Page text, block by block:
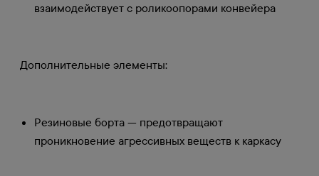
взаимодействует с роликоопорами конвейера
Дополнительные элементы:
Резиновые борта — предотвращают
проникновение агрессивных веществ к каркасу